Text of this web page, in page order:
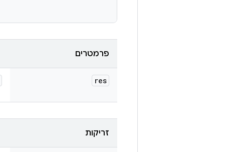
פרמטרים
res
זריקות